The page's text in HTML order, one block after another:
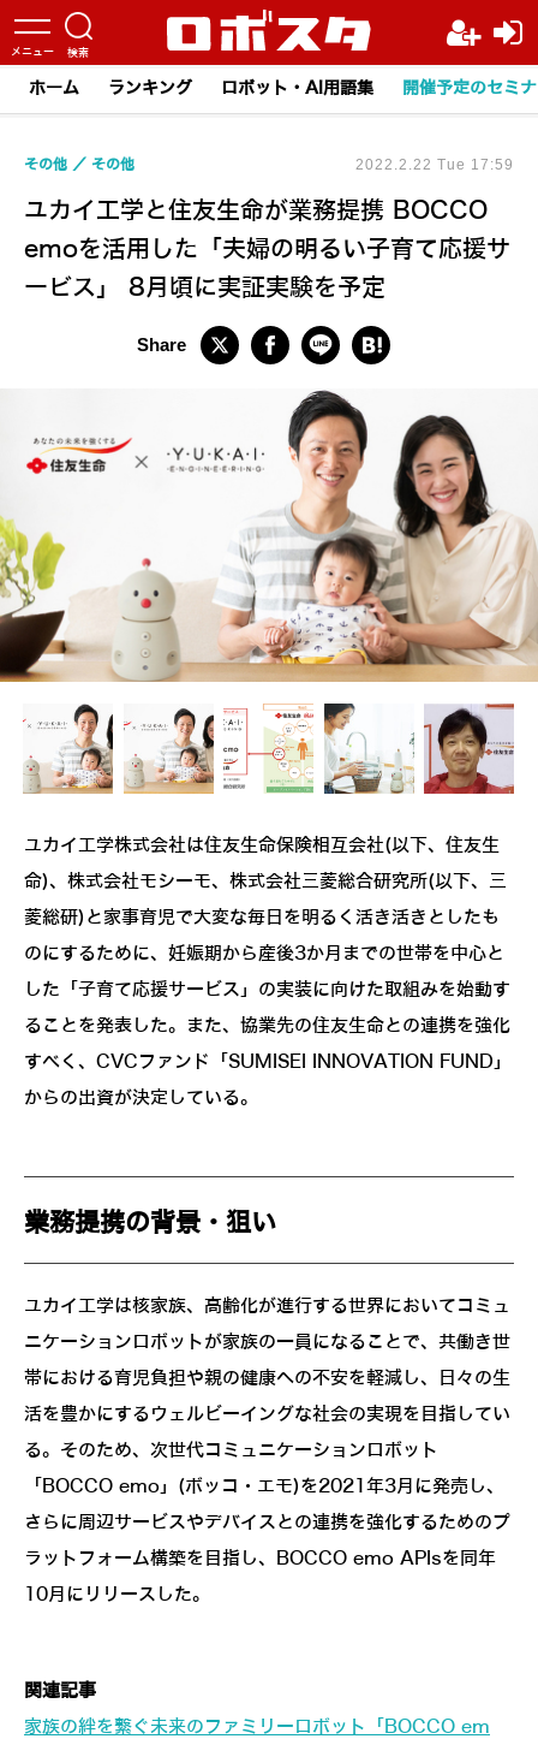
ホーム ランキング ロボット・AI用語集 開催予定のセミ
ユカイ工学と住友生命が業務提携 BOCCO
emoを活用した「夫婦の明るい子育て応援サ
ービス」 8月頃に実証実験を予定
その他 その他 2022.2.22 Tue 17:59
ユカイ工学株式会社は住友生命保険相互会社(以下、住友生
命)、株式会社モシーモ、株式会社三菱総合研究所(以下、三
菱総研)と家事育児で大変な毎日を明るく活き活きとしたも
のにするために、妊娠期から産後3か月までの世帯を中心と
した「子育て応援サービス」の実装に向けた取組みを始動す
ることを発表した。また、協業先の住友生命との連携を強化
すべく、CVCファンド「SUMISEI INNOVATION FUND」
からの出資が決定している。
業務提携の背景・狙い
ユカイ工学は核家族、高齢化が進行する世界においてコミュ
ニケーションロボットが家族の一員になることで、共働き世
帯における育児負担や親の健康への不安を軽減し、日々の生
活を豊かにするウェルビーイングな社会の実現を目指してい
る。そのため、次世代コミュニケーションロボット
「BOCCO emo」(ボッコ・エモ)を2021年3月に発売し、
さらに周辺サービスやデバイスとの連携を強化するためのプ
ラットフォーム構築を目指し、BOCCO emo APIsを同年
10月にリリースした。
関連記事
家族の絆を繋ぐ未来のファミリーロボット「BOCCO em